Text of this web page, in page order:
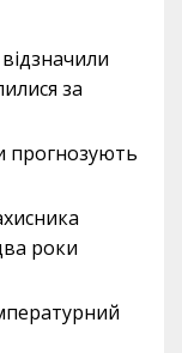
за
прогнозують
роки